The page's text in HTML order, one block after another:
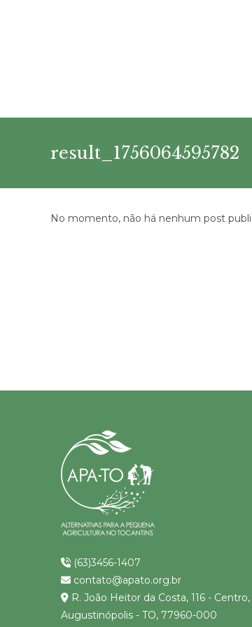
result_1756064595782
No momento, não há nenhum post
(63)3456-1407
contato@apato.org.br
R. João Heitor da Costa, 116 - Centro,
Augustinópolis - TO, 77960-000